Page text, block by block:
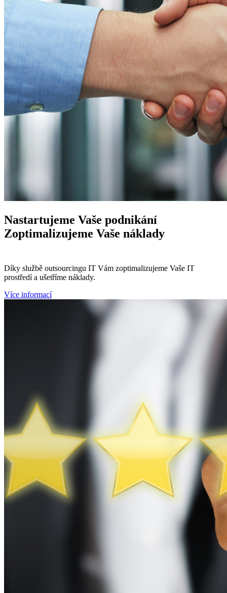
Nastartujeme Vaše podnikání
Zoptimalizujeme Vaše náklady
Díky službě outsourcingu IT Vám zoptimalizujeme Vaše IT
prostředí a ušetříme náklady.
Více informací